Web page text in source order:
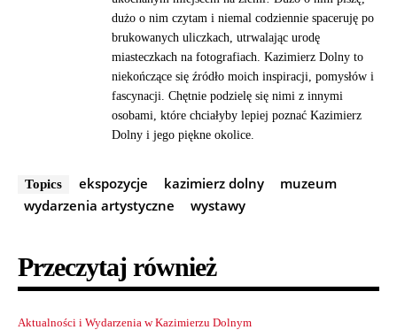
dużo o nim czytam i niemal codziennie spaceruję po
brukowanych uliczkach, utrwalając urodę
miasteczkach na fotografiach. Kazimierz Dolny to
niekończące się źródło moich inspiracji, pomysłów i
fascynacji. Chętnie podzielę się nimi z innymi
osobami, które chciałyby lepiej poznać Kazimierz
Dolny i jego piękne okolice.
Topics ekspozycje kazimierz dolny
muzeum
wydarzenia artystyczne
wystawy
Przeczytaj również
Aktualności i Wydarzenia w Kazimierzu Dolnym